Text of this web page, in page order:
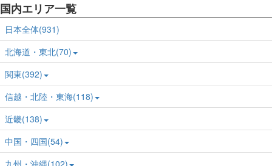
国内エリア一覧
日本全体(931)
北海道・東北(70)
関東(392)
信越・北陸・東海(118)
近畿(138)
中国・四国(54)